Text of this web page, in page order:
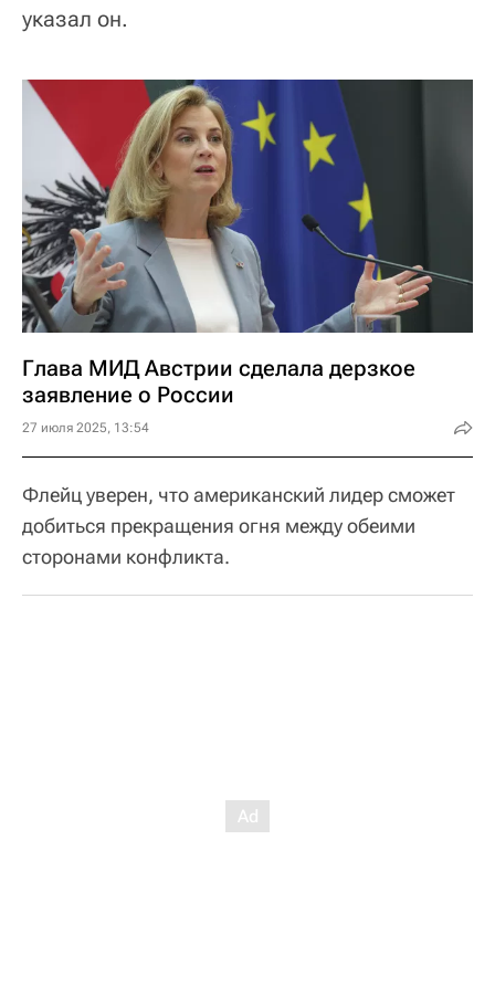
указал он.
Глава МИД Австрии сделала дерзкое
заявление о России
27 июля 2025, 13:54
Флейц уверен, что американский лидер сможет
добиться прекращения огня между обеими
сторонами конфликта.